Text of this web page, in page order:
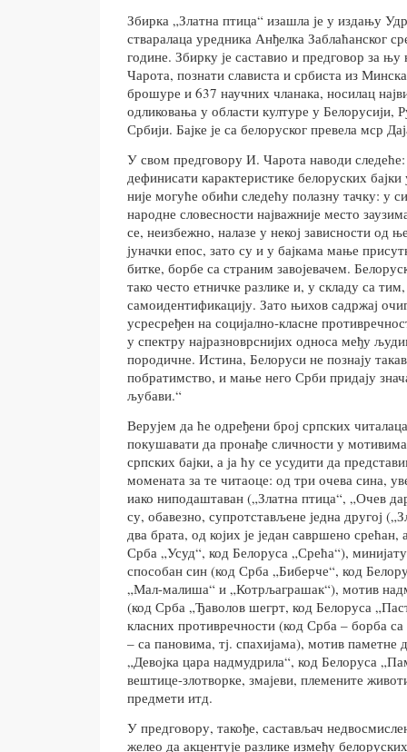
Збирка „Златна птица“ изашла је у издању
стваралаца уредника Анђелка Заблаћанског
године. Збирку је саставио и предговор за
Чарота, познати слависта и србиста из
брошуре и 637 научних чланака, носилац
одликовања у области културе у Белорусији,
Србији. Бајке је са белоруског превела мср
У свом предговору И. Чарота наводи
дефинисати карактеристике белоруских
није могуће обићи следећу полазну тачку: у
народне словесности најважније место
се, неизбежно, налазе у некој зависности од
јуначки епос, зато су и у бајкама мање
битке, борбе са страним завојевачем.
тако често етничке разлике и, у складу са
самоидентификацију. Зато њихов садржај
усресређен на социјално-класне
у спектру најразноврснијих односа међу
породичне. Истина, Белоруси не познају
побратимство, и мање него Срби придају
љубави.“
Верујем да ће одређени број српских
покушавати да пронађе сличности у
српских бајки, а ја ћу се усудити да
момената за те читаоце: од три очева сина,
иако ниподаштаван („Златна птица“, „Очев
су, обавезно, супротстављене једна другој
два брата, од којих је један савршено
Срба „Усуд“, код Белоруса „Срећа“),
способан син (код Срба „Биберче“, код
„Мал-малиша“ и „Котрљаграшак“), мотив
(код Срба „Ђаволов шегрт, код Белоруса
класних противречности (код Срба – борба
– са пановима, тј. спахијама), мотив паметне
„Девојка цара надмудрила“, код Белоруса
вештице-злотворке, змајеви, племените
предмети итд.
У предговору, такође, састављач
желео да акцентује разлике између